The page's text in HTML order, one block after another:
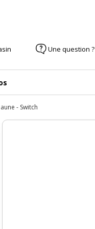
Une question ?
- Switch